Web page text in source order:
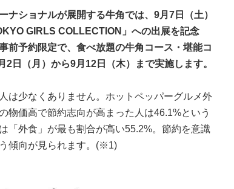
ショナルが展開する牛角では、9月7日（土）
GIRLS COLLECTION」への出展を記念
前予約限定で、食べ放題の牛角コース・堪能コ
日（月）から9月12日（木）まで実施します。
は少なくありません。ホットペッパーグルメ外
物価高で節約志向が高まった人は46.1%という
「外食」が最も割合が高い55.2%。節約を意識
傾向が見られます。(※1)